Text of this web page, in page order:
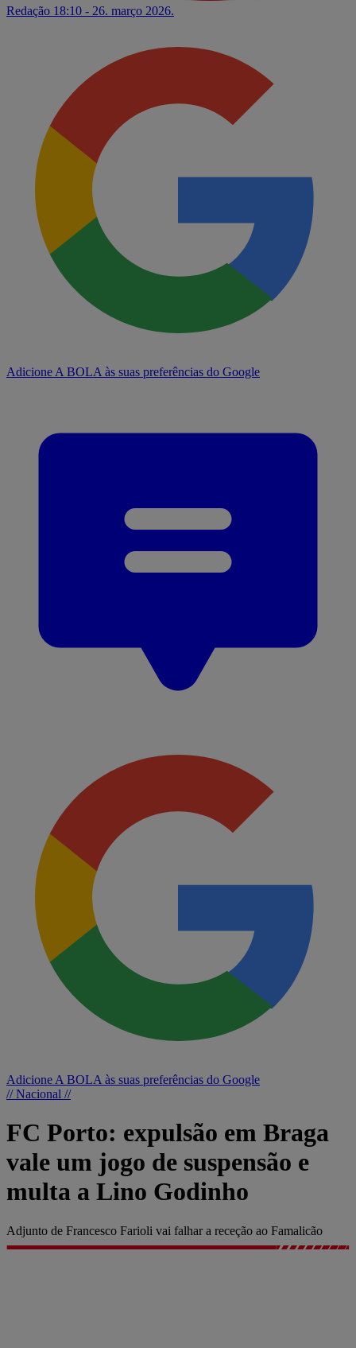
Redação 18:10 - 26. março 2026.
Adicione A BOLA às suas preferências do Google
Adicione A BOLA às suas preferências do Google
// Nacional //
FC Porto: expulsão em Braga
vale um jogo de suspensão e
multa a Lino Godinho
Adjunto de Francesco Farioli vai falhar a receção ao Famalicão